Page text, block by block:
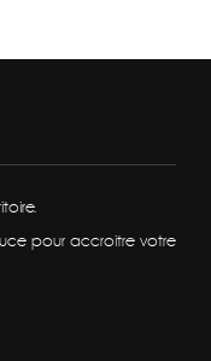
pour accroitre votre